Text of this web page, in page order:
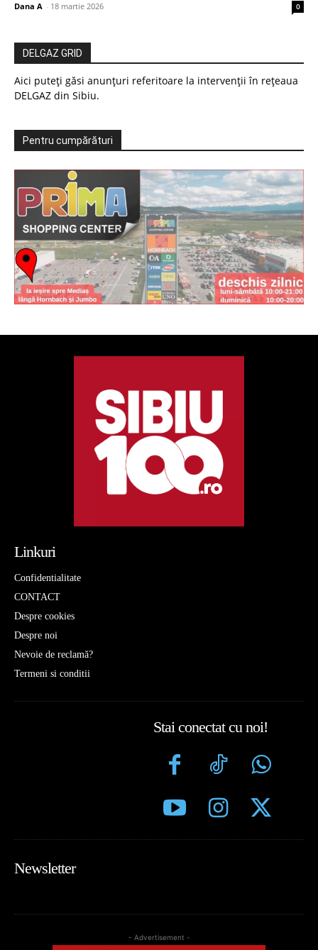
Dana A - 18 martie 2026 0
DELGAZ GRID
Aici puteți găsi anunțuri referitoare la intervenții în rețeaua
DELGAZ din Sibiu.
Pentru cumpărături
Linkuri
Confidentialitate
CONTACT
Despre cookies
Despre noi
Nevoie de reclamă?
Termeni si conditii
Stai conectat cu noi!
Newsletter
- Advertisement -